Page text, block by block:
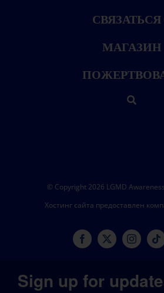
СВЯЗАТЬСЯ
МАГАЗИН
© Copyright 2026 LGMD
Хостинг сайта предоставлен
Sign up for